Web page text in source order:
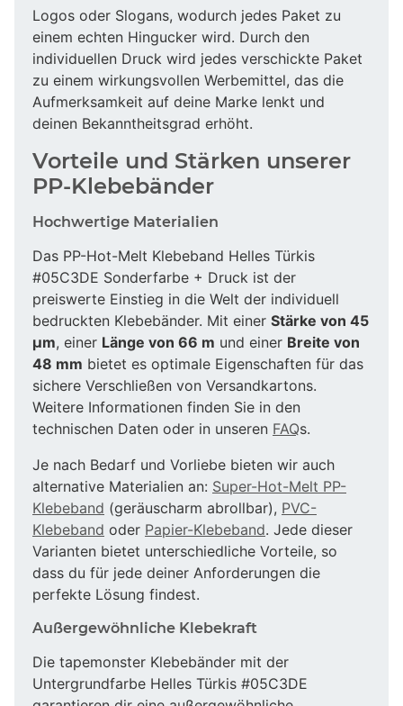
Logos oder Slogans, wodurch jedes Paket zu
einem echten Hingucker wird. Durch den
individuellen Druck wird jedes verschickte Paket
zu einem wirkungsvollen Werbemittel, das die
Aufmerksamkeit auf deine Marke lenkt und
deinen Bekanntheitsgrad erhöht.
Vorteile und Stärken unserer
PP-Klebebänder
Hochwertige Materialien
Das PP-Hot-Melt Klebeband Helles Türkis
#05C3DE Sonderfarbe + Druck ist der
preiswerte Einstieg in die Welt der individuell
bedruckten Klebebänder. Mit einer Stärke von 45
µm, einer Länge von 66 m und einer Breite von
48 mm bietet es optimale Eigenschaften für das
sichere Verschließen von Versandkartons.
Weitere Informationen finden Sie in den
technischen Daten oder in unseren FAQs.
Je nach Bedarf und Vorliebe bieten wir auch
alternative Materialien an: Super-Hot-Melt PP-
Klebeband (geräuscharm abrollbar), PVC-
Klebeband oder Papier-Klebeband. Jede dieser
Varianten bietet unterschiedliche Vorteile, so
dass du für jede deiner Anforderungen die
perfekte Lösung findest.
Außergewöhnliche Klebekraft
Die tapemonster Klebebänder mit der
Untergrundfarbe Helles Türkis #05C3DE